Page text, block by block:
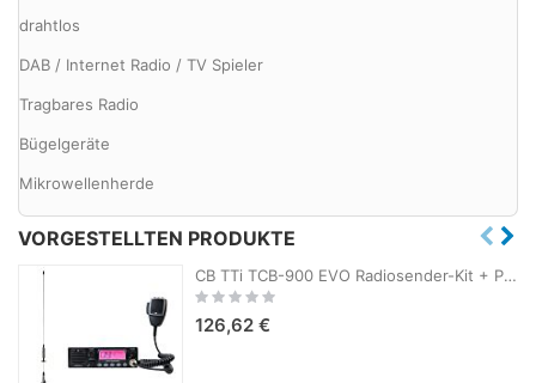
drahtlos
DAB / Internet Radio / TV Spieler
Tragbares Radio
Bügelgeräte
Mikrowellenherde
VORGESTELLTEN PRODUKTE
CB TTi TCB-900 EVO Radiosender-Kit + PNI S75 CB-Antenne mit Magnet
Rating:
126,62 €